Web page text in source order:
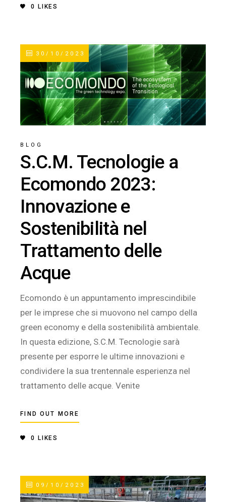
0 LIKES
30/10/2023
BLOG
S.C.M. Tecnologie a
Ecomondo 2023:
Innovazione e
Sostenibilità nel
Trattamento delle
Acque
Ecomondo è un appuntamento imprescindibile
per le imprese che si muovono nel campo della
green economy e della sostenibilità ambientale.
In questa edizione, S.C.M. Tecnologie sarà
presente per esporre le ultime innovazioni e
condividere la sua trentennale esperienza nel
trattamento delle acque. Venite
FIND OUT MORE
0 LIKES
09/10/2023